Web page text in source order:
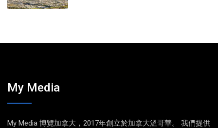
My Media
My Media 博覽加拿大，2017年創立於加拿大溫哥華。 我們提供